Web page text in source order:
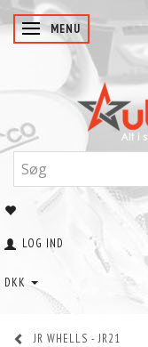
SKIFTE NAVIGATION
MENU
LOG IND
DKK
JR WHELLS - JR21